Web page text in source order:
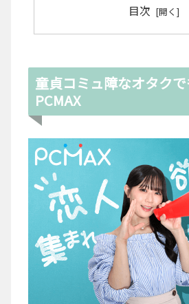
目次
童貞コミュ障なオタク
PCMAX